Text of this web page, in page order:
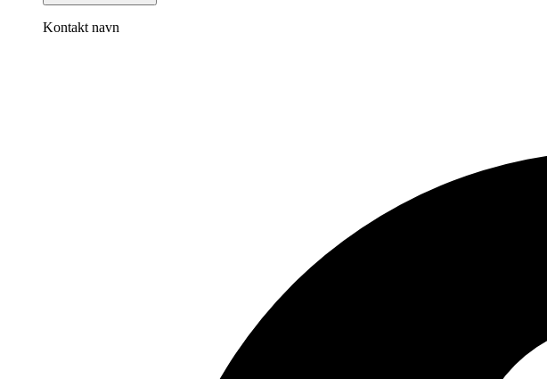
Kontakt navn